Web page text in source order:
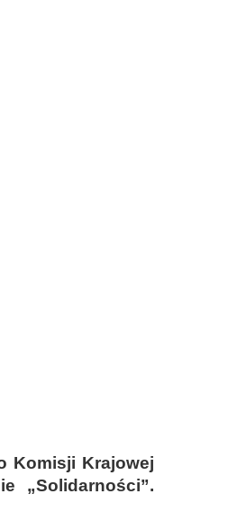
Komisji Krajowej
„Solidarności”.